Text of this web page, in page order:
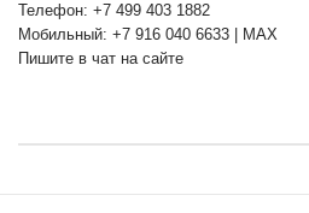
Телефон: +7 499 403 1882
Мобильный: +7 916 040 6633 | MAX
Пишите в чат на сайте